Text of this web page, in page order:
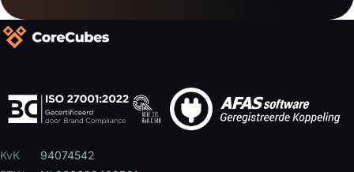
KvK
94074542